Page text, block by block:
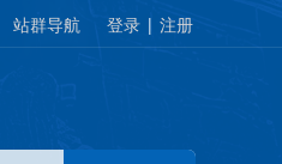
站群导航 登录 | 注册